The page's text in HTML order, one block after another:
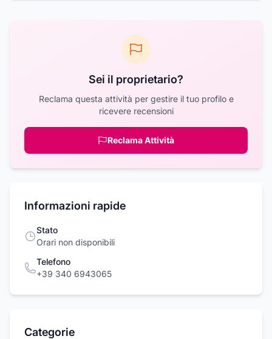
Sei il proprietario?
Reclama questa attività per gestire il tuo profilo e
ricevere recensioni
Reclama Attività
Informazioni rapide
Stato
Orari non disponibili
Telefono
+39 340 6943065
Categorie